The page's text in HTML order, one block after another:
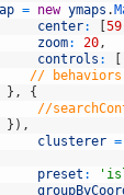
= new ymaps .
center: [
zoom: 20 ,
controls : [
//
} ,
{
//
} ) ,
clusterer =
preset :